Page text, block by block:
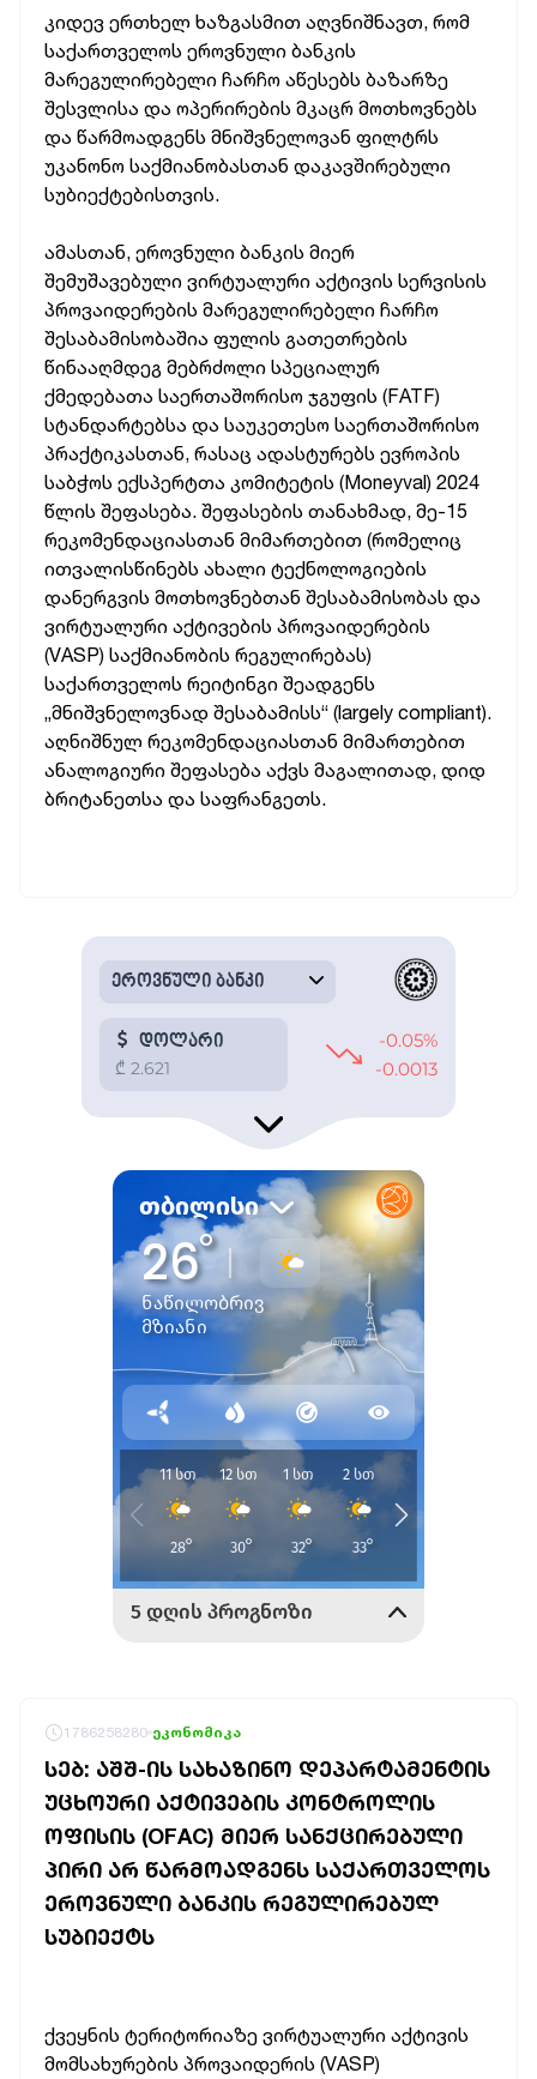
კიდევ ერთხელ ხაზგასმით აღვნიშნავთ, რომ
საქართველოს ეროვნული ბანკის
მარეგულირებელი ჩარჩო აწესებს ბაზარზე
შესვლისა და ოპერირების მკაცრ მოთხოვნებს
და წარმოადგენს მნიშვნელოვან ფილტრს
უკანონო საქმიანობასთან დაკავშირებული
სუბიექტებისთვის.
ამასთან, ეროვნული ბანკის მიერ
შემუშავებული ვირტუალური აქტივის სერვისის
პროვაიდერების მარეგულირებელი ჩარჩო
შესაბამისობაშია ფულის გათეთრების
წინააღმდეგ მებრძოლი სპეციალურ
ქმედებათა საერთაშორისო ჯგუფის (FATF)
სტანდარტებსა და საუკეთესო საერთაშორისო
პრაქტიკასთან, რასაც ადასტურებს ევროპის
საბჭოს ექსპერტთა კომიტეტის (Moneyval) 2024
წლის შეფასება. შეფასების თანახმად, მე-15
რეკომენდაციასთან მიმართებით (რომელიც
ითვალისწინებს ახალი ტექნოლოგიების
დანერგვის მოთხოვნებთან შესაბამისობას და
ვირტუალური აქტივების პროვაიდერების
(VASP) საქმიანობის რეგულირებას)
საქართველოს რეიტინგი შეადგენს
„მნიშვნელოვნად შესაბამისს“ (largely compliant).
აღნიშნულ რეკომენდაციასთან მიმართებით
ანალოგიური შეფასება აქვს მაგალითად, დიდ
ბრიტანეთსა და საფრანგეთს.
1786258280 ეკონომიკა
ᲡᲔᲑ: ᲐᲨᲨ-ᲘᲡ ᲡᲐᲮᲐᲖᲘᲜᲝ ᲓᲔᲞᲐᲠᲢᲐᲛᲔᲜᲢᲘᲡ
ᲣᲪᲮᲝᲣᲠᲘ ᲐᲥᲢᲘᲕᲔᲑᲘᲡ ᲙᲝᲜᲢᲠᲝᲚᲘᲡ
ᲝᲤᲘᲡᲘᲡ (OFAC) ᲛᲘᲔᲠ ᲡᲐᲜᲥᲪᲘᲠᲔᲑᲣᲚᲘ
ᲞᲘᲠᲘ ᲐᲠ ᲬᲐᲠᲛᲝᲐᲓᲒᲔᲜᲡ ᲡᲐᲥᲐᲠᲗᲕᲔᲚᲝᲡ
ᲔᲠᲝᲕᲜᲣᲚᲘ ᲑᲐᲜᲙᲘᲡ ᲠᲔᲒᲣᲚᲘᲠᲔᲑᲣᲚ
ᲡᲣᲑᲘᲔᲥᲢᲡ
ქვეყნის ტერიტორიაზე ვირტუალური აქტივის
მომსახურების პროვაიდერის (VASP)